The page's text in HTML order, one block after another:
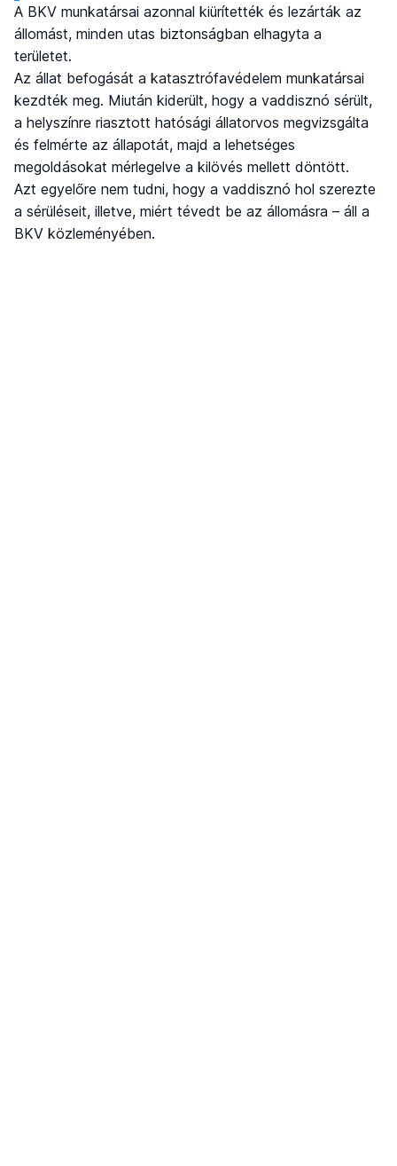
A BKV munkatársai azonnal kiürítették és lezárták az
állomást, minden utas biztonságban elhagyta a
területet.
Az állat befogását a katasztrófavédelem munkatársai
kezdték meg. Miután kiderült, hogy a vaddisznó sérült,
a helyszínre riasztott hatósági állatorvos megvizsgálta
és felmérte az állapotát, majd a lehetséges
megoldásokat mérlegelve a kilövés mellett döntött.
Azt egyelőre nem tudni, hogy a vaddisznó hol szerezte
a sérüléseit, illetve, miért tévedt be az állomásra – áll a
BKV közleményében.